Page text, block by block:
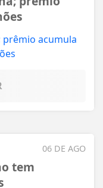
06 DE AGO
tem